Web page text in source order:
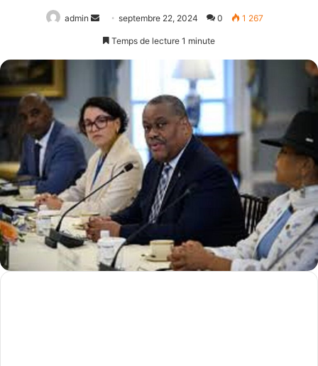
admin
Envoyer
un
septembre 22, 2024 0 1 267
Temps de lecture 1 minute